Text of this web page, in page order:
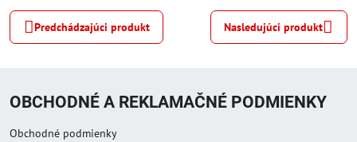
Predchádzajúci produkt Nasledujúci produkt
OBCHODNÉ A REKLAMAČNÉ PODMIENKY
Obchodné podmienky